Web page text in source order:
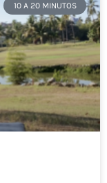
10 A 20 MINUTOS